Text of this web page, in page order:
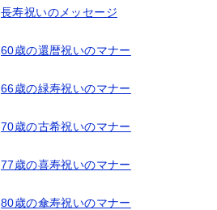
長寿祝いのメッセージ
60歳の還暦祝いのマナー
66歳の緑寿祝いのマナー
70歳の古希祝いのマナー
77歳の喜寿祝いのマナー
80歳の傘寿祝いのマナー